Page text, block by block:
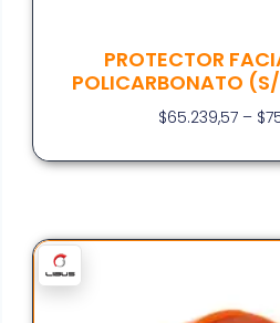
PROTECTOR
POLICARBONATO
$65.239,57 – $